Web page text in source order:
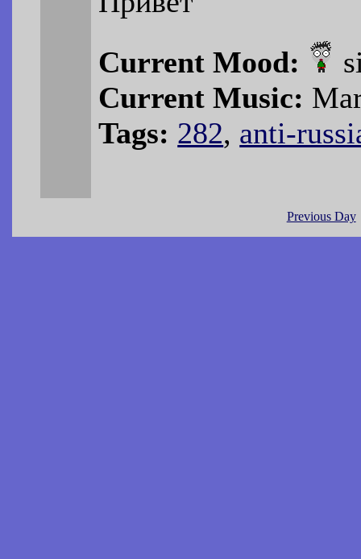
Current Mood:
Current Music:
Tags: 282, anti-
Previous Day